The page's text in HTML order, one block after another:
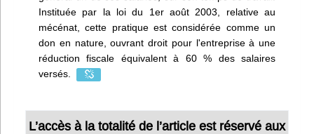
Instituée par la loi du 1er août 2003, relative au
mécénat, cette pratique est considérée comme un
don en nature, ouvrant droit pour l'entreprise à une
réduction fiscale équivalent à 60 % des salaires
versés.
L’accès à la totalité de l’article est réservé aux